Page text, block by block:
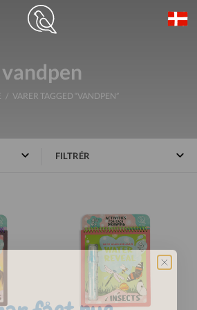
vandpen
/ VARER TAGGED “VANDPEN”
FILTRÉR
fået nye